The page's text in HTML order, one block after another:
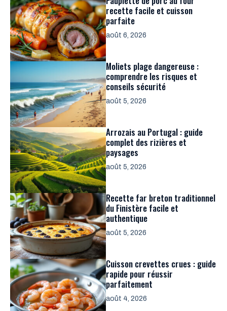
recette facile et cuisson
parfaite
août 6, 2026
Moliets plage dangereuse :
comprendre les risques et
conseils sécurité
août 5, 2026
Arrozais au Portugal : guide
complet des rizières et
paysages
août 5, 2026
Recette far breton traditionnel
du Finistère facile et
authentique
août 5, 2026
Cuisson crevettes crues : guide
rapide pour réussir
parfaitement
août 4, 2026